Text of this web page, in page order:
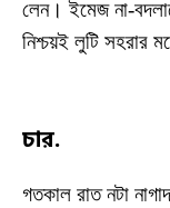
লেন। ইমেজ না-
নিশ্চয়ই লুটি সহরার
চার.
গতকাল রাত নটা